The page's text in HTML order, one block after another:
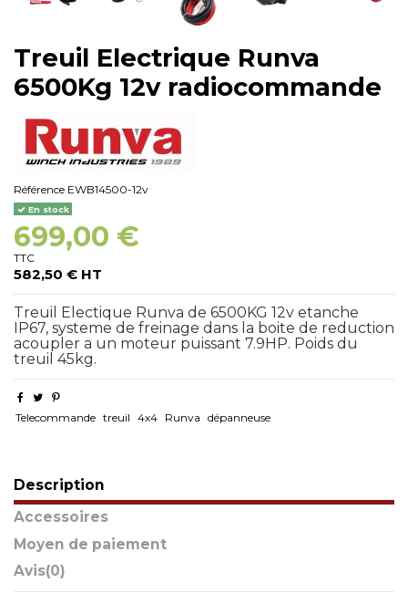
Treuil Electrique Runva
6500Kg 12v radiocommande
Référence EWB14500-12v
En stock
699,00 €
TTC
582,50 € HT
Treuil Electique Runva de 6500KG 12v etanche
IP67, systeme de freinage dans la boite de reduction
acoupler a un moteur puissant 7.9HP. Poids du
treuil 45kg.
Telecommande treuil 4x4 Runva dépanneuse
Description
Accessoires
Moyen de paiement
Avis(0)